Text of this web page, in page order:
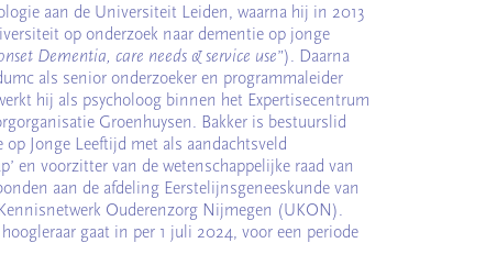
aan de Universiteit Leiden, waarna hij in 2013
op onderzoek naar dementie op jonge
Dementia, care needs & service use”). Daarna
als senior onderzoeker en programmaleider
hij als psycholoog binnen het Expertisecentrum
Groenhuysen. Bakker is bestuurslid
Jonge Leeftijd met als aandachtsveld
en voorzitter van de wetenschappelijke raad van
aan de afdeling Eerstelijnsgeneeskunde van
Ouderenzorg Nijmegen (UKON).
gaat in per 1 juli 2024, voor een periode